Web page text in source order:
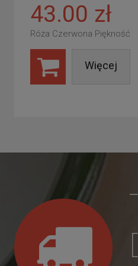
43.00 zł
Róża Czerwona Piękność
Więcej